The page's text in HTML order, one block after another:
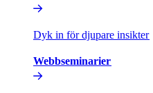
Dyk in för djupare insikter​​
Webbseminarier​​